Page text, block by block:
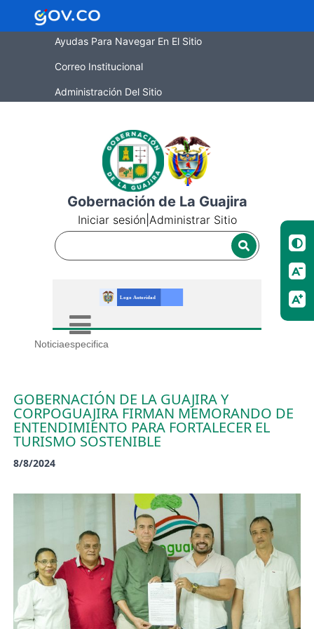
Ayudas Para Navegar En El Sitio
Correo Institucional
Administración Del Sitio
Gobernación de La Guajira
Iniciar sesión Administrar Sitio
Noticiaespecifica
GOBERNACIÓN DE LA GUAJIRA Y
CORPOGUAJIRA FIRMAN MEMORANDO DE
ENTENDIMIENTO PARA FORTALECER EL
TURISMO SOSTENIBLE
8/8/2024